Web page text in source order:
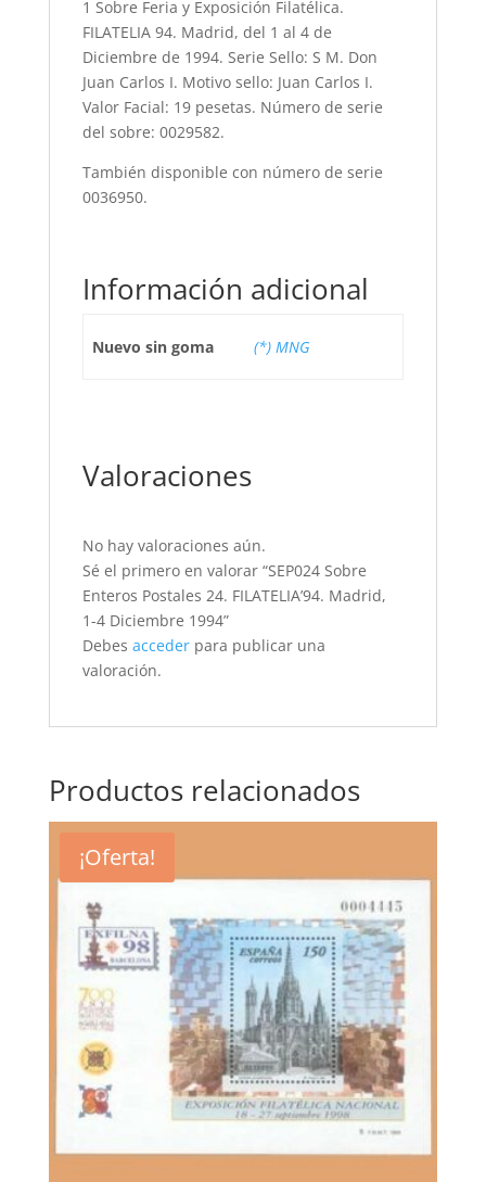
1 Sobre Feria y Exposición Filatélica.
FILATELIA 94. Madrid, del 1 al 4 de
Diciembre de 1994. Serie Sello: S M. Don
Juan Carlos I. Motivo sello: Juan Carlos I.
Valor Facial: 19 pesetas. Número de serie
del sobre: 0029582.
También disponible con número de serie
0036950.
Información adicional
Nuevo sin goma (*) MNG
Valoraciones
No hay valoraciones aún.
Sé el primero en valorar “SEP024 Sobre
Enteros Postales 24. FILATELIA’94. Madrid,
1-4 Diciembre 1994”
Debes accederpara publicar una
valoración.
Productos relacionados
¡Oferta!